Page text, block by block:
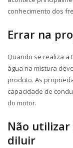
conhecimento dos
Errar na
Quando se realiza a
água na mistura
produto. As
capacidade de
do motor.
Não
diluir